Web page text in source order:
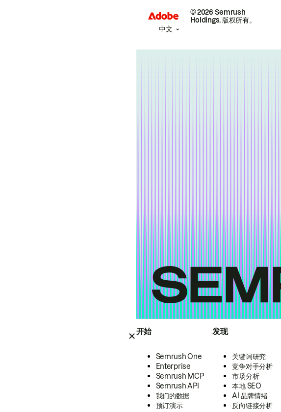
开始
Semrush One
Enterprise
Semrush MCP
Semrush API
我们的数据
预订演示
发现
关键词研究
竞争对手分析
市场分析
本地 SEO
AI 品牌情绪
反向链接分析
© 2026 Semrush
Holdings. 版权所有。
中文